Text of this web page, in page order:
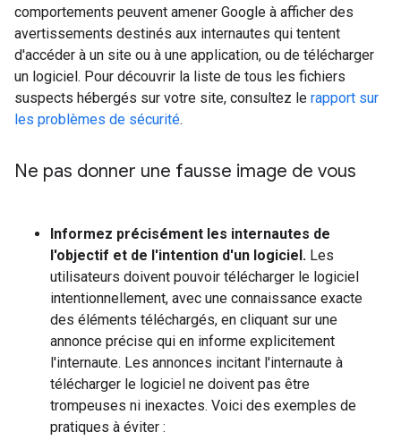
comportements peuvent amener Google à afficher des
avertissements destinés aux internautes qui tentent
d'accéder à un site ou à une application, ou de télécharger
un logiciel. Pour découvrir la liste de tous les fichiers
suspects hébergés sur votre site, consultez le rapport sur
les problèmes de sécurité.
Ne pas donner une fausse image de vous
Informez précisément les internautes de
l'objectif et de l'intention d'un logiciel. Les
utilisateurs doivent pouvoir télécharger le logiciel
intentionnellement, avec une connaissance exacte
des éléments téléchargés, en cliquant sur une
annonce précise qui en informe explicitement
l'internaute. Les annonces incitant l'internaute à
télécharger le logiciel ne doivent pas être
trompeuses ni inexactes. Voici des exemples de
pratiques à éviter :